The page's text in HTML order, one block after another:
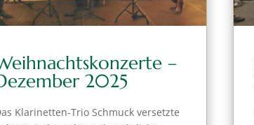
–
2025
Klarinetten-Trio Schmuck versetzte